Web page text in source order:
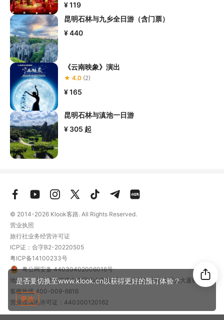
是否要切换至www.klook.cn以获得更好的预订体验？
更改
¥ 119
昆明石林与九乡全日游（含门票）
¥ 440
《云南映象》演出
★ 4.0 (2)
¥ 165
昆明石林与滇池一日游
¥ 305 起
© 2014-2026 Klook客路. All Rights Reserved.
营业执照
旅行社业务经营许可证
ICP证：合字B2-20220505
粤ICP备14100233号
粤公网安备 44030402006016号
地址：深圳市前海深港合作区南山街道梦海大道5289号中粮亚太大厦801
客服热线 400-009-6616
营业性演出许可证：440300120162